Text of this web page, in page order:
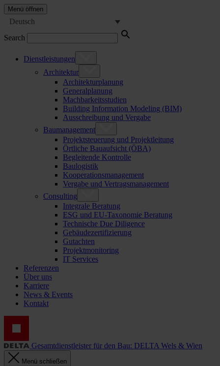
Menü öffnen
Deutsch
Search
Dienstleistungen
Architektur
Architekturplanung
Generalplanung
Machbarkeitsstudien
Building Information Modeling (BIM)
Ausschreibung und Vergabe
Baumanagement
Projektsteuerung und Projektleitung
Örtliche Bauaufsicht (ÖBA)
Begleitende Kontrolle
Baulogistik
Kooperationsmanagement
Vergabe und Vertragsmanagement
Consulting
Integrale Beratung
ESG und EU-Taxonomie Beratung
Technische Due Diligence
Gebäudezertifizierung
Gutachten
Projektmonitoring
IT Services
Referenzen
Über uns
Karriere
News & Events
Kontakt
Gesamtdienstleister für den Bau: DELTA Wels & Wien
Menü schließen